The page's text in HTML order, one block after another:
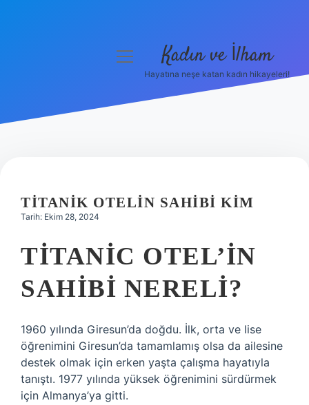
Hakkımızda
menüyü
Kadın ve İlham
Hayatına neşe katan kadın hikayeleri!
TITANIK OTELIN SAHIBI KIM
Tarih: Ekim 28, 2024
TITANIC OTEL’IN
SAHIBI NERELI?
1960 yılında Giresun’da doğdu. İlk, orta ve lise
öğrenimini Giresun’da tamamlamış olsa da ailesine
destek olmak için erken yaşta çalışma hayatıyla
tanıştı. 1977 yılında yüksek öğrenimini sürdürmek
için Almanya’ya gitti.